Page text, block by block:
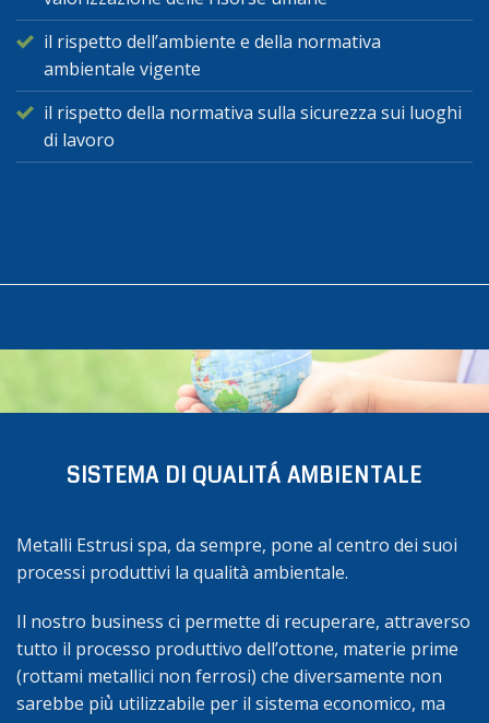
il rispetto dell’ambiente e della normativa
ambientale vigente
il rispetto della normativa sulla sicurezza sui luoghi
di lavoro
SISTEMA DI QUALITÁ AMBIENTALE
Metalli Estrusi spa, da sempre, pone al centro dei suoi
processi produttivi la qualità ambientale.
Il nostro business ci permette di recuperare, attraverso
tutto il processo produttivo dell’ottone, materie prime
(rottami metallici non ferrosi) che diversamente non
sarebbe più̀ utilizzabile per il sistema economico, ma